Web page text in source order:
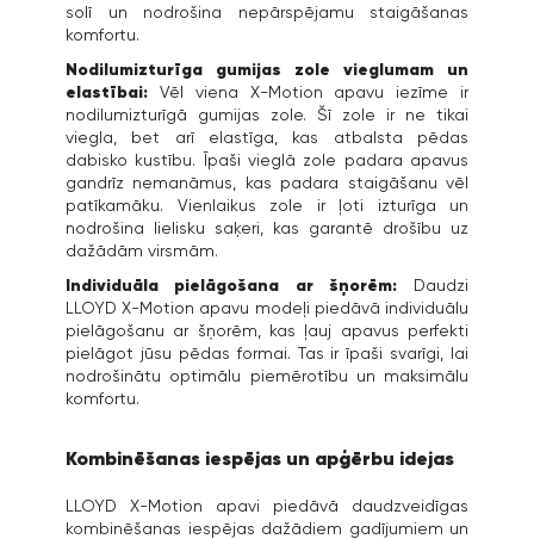
solī un nodrošina nepārspējamu staigāšanas
komfortu.
Nodilumizturīga gumijas zole vieglumam un
elastībai: Vēl viena X-Motion apavu iezīme ir
nodilumizturīgā gumijas zole. Šī zole ir ne tikai
viegla, bet arī elastīga, kas atbalsta pēdas
dabisko kustību. Īpaši vieglā zole padara apavus
gandrīz nemanāmus, kas padara staigāšanu vēl
patīkamāku. Vienlaikus zole ir ļoti izturīga un
nodrošina lielisku saķeri, kas garantē drošību uz
dažādām virsmām.
Individuāla pielāgošana ar šņorēm:Daudzi
LLOYD X-Motion apavu modeļi piedāvā individuālu
pielāgošanu ar šņorēm, kas ļauj apavus perfekti
pielāgot jūsu pēdas formai. Tas ir īpaši svarīgi, lai
nodrošinātu optimālu piemērotību un maksimālu
komfortu.
Kombinēšanas iespējas un apģērbu idejas
LLOYD X-Motion apavi piedāvā daudzveidīgas
kombinēšanas iespējas dažādiem gadījumiem un